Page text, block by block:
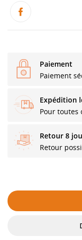
Paiement
Paiement
Expédition
Pour toutes
Retour 8
Retour